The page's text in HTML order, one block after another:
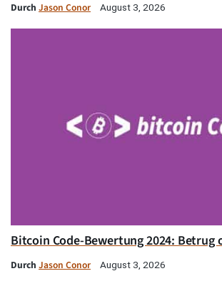
Durch Jason Conor August 3, 2026
Bitcoin Code-Bewertung 2024: Betrug
Durch Jason Conor August 3, 2026